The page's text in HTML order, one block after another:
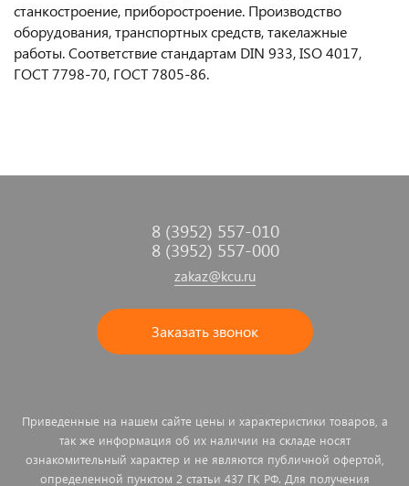
станкостроение, приборостроение. Производство
оборудования, транспортных средств, такелажные
работы. Соответствие стандартам DIN 933, ISO 4017,
ГОСТ 7798-70, ГОСТ 7805-86.
8 (3952) 557-010
8 (3952) 557-000
zakaz@kcu.ru
Заказать звонок
Приведенные на нашем сайте цены и характеристики товаров, а
так же информация об их наличии на складе носят
ознакомительный характер и не являются публичной офертой,
определенной пунктом 2 статьи 437 ГК РФ. Для получения